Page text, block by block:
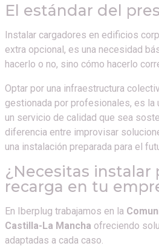
El estándar del
Instalar cargadores en edificios
extra opcional, es una necesidad
hacerlo o no, sino cómo hacerlo
Optar por una infraestructura
gestionada por profesionales, es la
un servicio de calidad que sea
diferencia entre improvisar
una instalación preparada para el
¿Necesitas instalar
recarga en tu
En Iberplug trabajamos en la
Castilla-La Mancha ofreciendo
adaptadas a cada caso.